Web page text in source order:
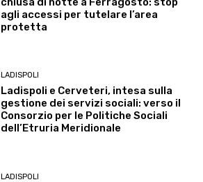
agli accessi per tutelare l’area
protetta
LADISPOLI
Ladispoli e Cerveteri, intesa sulla
gestione dei servizi sociali: verso il
Consorzio per le Politiche Sociali
dell’Etruria Meridionale
LADISPOLI